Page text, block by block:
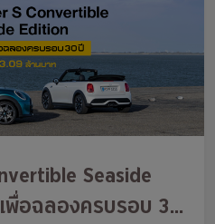
Seaside
พื่อฉลองครบรอบ 30